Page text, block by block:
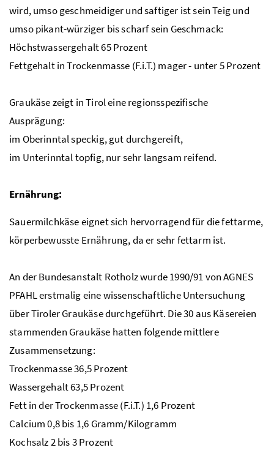
wird, umso geschmeidiger und saftiger ist sein Teig und
umso pikant-würziger bis scharf sein Geschmack:
Höchstwassergehalt 65 Prozent
Fettgehalt in Trockenmasse (F.i.T.) mager - unter 5 Prozent
Graukäse zeigt in Tirol eine regionsspezifische
Ausprägung:
im Oberinntal speckig, gut durchgereift,
im Unterinntal topfig, nur sehr langsam reifend.
Ernährung:
Sauermilchkäse eignet sich hervorragend für die fettarme,
körperbewusste Ernährung, da er sehr fettarm ist.
An der Bundesanstalt Rotholz wurde 1990/91 von AGNES
PFAHL erstmalig eine wissenschaftliche Untersuchung
über Tiroler Graukäse durchgeführt. Die 30 aus Käsereien
stammenden Graukäse hatten folgende mittlere
Zusammensetzung:
Trockenmasse 36,5 Prozent
Wassergehalt 63,5 Prozent
Fett in der Trockenmasse (F.i.T.) 1,6 Prozent
Calcium 0,8 bis 1,6 Gramm/Kilogramm
Kochsalz 2 bis 3 Prozent